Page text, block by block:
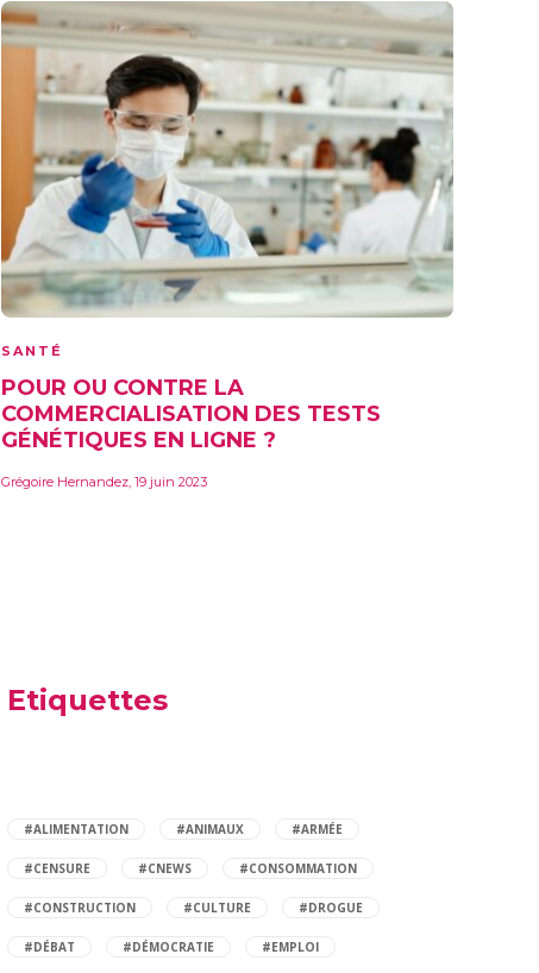
SANTÉ
POUR OU CONTRE LA
COMMERCIALISATION DES TESTS
GÉNÉTIQUES EN LIGNE ?
Grégoire Hernandez, 19 juin 2023
Etiquettes
#ALIMENTATION #ANIMAUX #ARMÉE
#CENSURE #CNEWS #CONSOMMATION
#CONSTRUCTION #CULTURE #DROGUE
#DÉBAT #DÉMOCRATIE #EMPLOI